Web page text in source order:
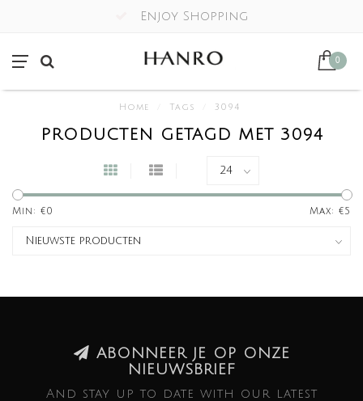
Enjoy Shopping
0
Home Tags 3094
PRODUCTEN GETAGD MET 3094
Min: €0 Max: €5
ABONNEER JE OP ONZE
NIEUWSBRIEF
And stay up to date with our latest